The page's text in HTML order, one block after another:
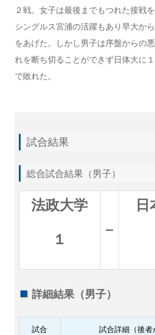
２戦。女子は最後までもつれた接戦
シングルス宮浦の活躍もあり早大から
をあげた。しかし男子は序盤からの
れを断ち切ることができず日体大に１
で敗れた。
試合結果
総合試合結果（男子）
法政大学
１
–
詳細結果（男子）
試合 試合詳細（後者